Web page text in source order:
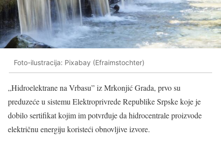
Foto-ilustracija: Pixabay (Efraimstochter)
„Hidroelektrane na Vrbasu” iz Mrkonjić Grada, prvo su
preduzeće u sistemu Elektroprivrede Republike Srpske koje je
dobilo sertifikat kojim im potvrđuje da hidrocentrale proizvode
električnu energiju koristeći obnovljive izvore.